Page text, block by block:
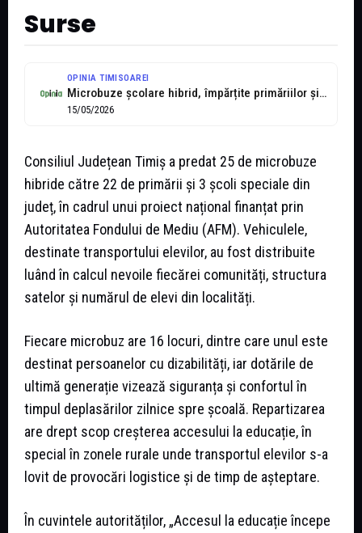
Surse
OPINIA TIMISOAREI
Microbuze școlare hibrid, împărțite primăriilor și școlilor speciale de către Consiliul Județean...
15/05/2026
Consiliul Județean Timiș a predat 25 de microbuze
hibride către 22 de primării și 3 școli speciale din
județ, în cadrul unui proiect național finanțat prin
Autoritatea Fondului de Mediu (AFM). Vehiculele,
destinate transportului elevilor, au fost distribuite
luând în calcul nevoile fiecărei comunități, structura
satelor și numărul de elevi din localități.
Fiecare microbuz are 16 locuri, dintre care unul este
destinat persoanelor cu dizabilități, iar dotările de
ultimă generație vizează siguranța și confortul în
timpul deplasărilor zilnice spre școală. Repartizarea
are drept scop creșterea accesului la educație, în
special în zonele rurale unde transportul elevilor s-a
lovit de provocări logistice și de timp de așteptare.
În cuvintele autorităților, „Accesul la educație începe